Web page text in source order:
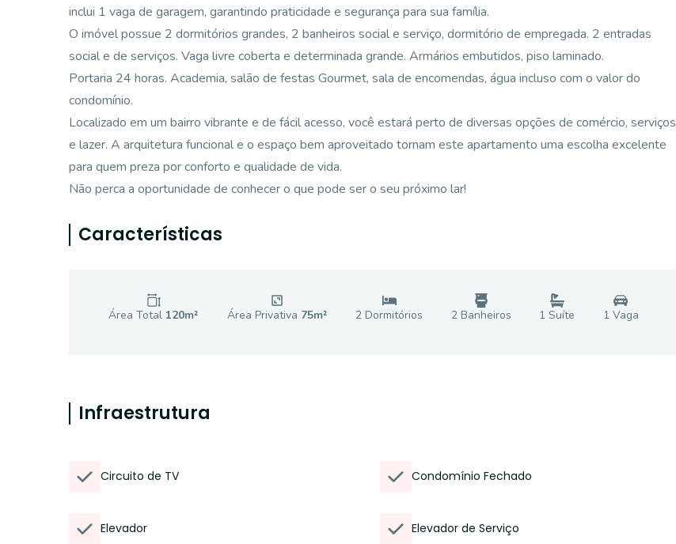
inclui 1 vaga de garagem, garantindo praticidade e segurança para sua família.
O imóvel possue 2 dormitórios grandes, 2 banheiros social e serviço, dormitório de empregada. 2 entradas
social e de serviços. Vaga livre coberta e determinada grande. Armários embutidos, piso laminado.
Portaria 24 horas. Academia, salão de festas Gourmet, sala de encomendas, água incluso com o valor do
condomínio.
Localizado em um bairro vibrante e de fácil acesso, você estará perto de diversas opções de comércio, serviços
e lazer. A arquitetura funcional e o espaço bem aproveitado tornam este apartamento uma escolha excelente
para quem preza por conforto e qualidade de vida.
Não perca a oportunidade de conhecer o que pode ser o seu próximo lar!
Características
Área Total 120m² Área Privativa 75m² 2 Dormitórios 2Banheiros 1 Suíte 1 Vaga
Infraestrutura
Circuito de TV Condomínio Fechado
Elevador Elevador de Serviço